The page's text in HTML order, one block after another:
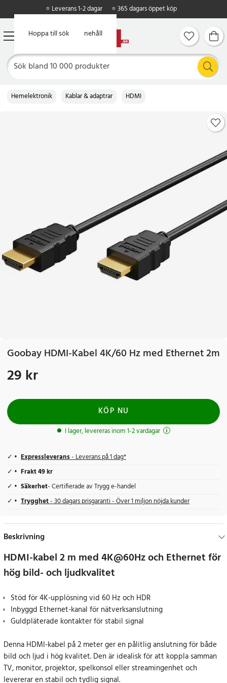
Hoppa till huvudinnehåll
Hoppa till sök
⭐ Leverans 1-2 dagar ⭐ 365 dagars öppet köp
Hemelektronik Kablar & adaptrar HDMI
Goobay HDMI-Kabel 4K/60 Hz med Ethernet 2m
Pris: 29 kr
29 kr
KÖP NU
I lager, levereras inom 1-2 vardagar
Expressleverans- Leverans på 1 dag*
Frakt 49 kr
Säkerhet- Certifierade av Trygg e-handel
Trygghet- 30 dagars prisgaranti - Över 1 miljon nöjda kunder
Beskrivning
HDMI-kabel 2 m med 4K@60Hz och Ethernet för
hög bild- och ljudkvalitet
Stöd för 4K-upplösning vid 60 Hz och HDR
Inbyggd Ethernet-kanal för nätverksanslutning
Guldpläterade kontakter för stabil signal
Denna HDMI-kabel på 2 meter ger en pålitlig anslutning för både
bild och ljud i hög kvalitet. Den är idealisk för att koppla samman
TV, monitor, projektor, spelkonsol eller streamingenhet och
levererar en stabil och tydlig signal.